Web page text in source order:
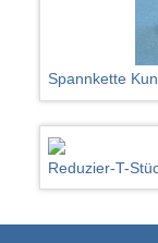
Spannkette
Reduzier-T-